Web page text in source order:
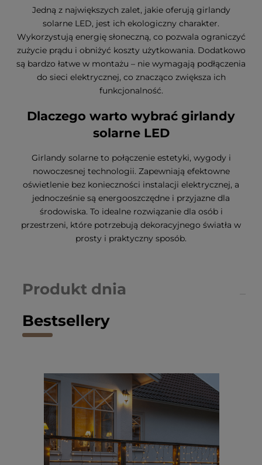
Jedną z największych zalet, jakie oferują girlandy
solarne LED, jest ich ekologiczny charakter.
Wykorzystują energię słoneczną, co pozwala ograniczyć
zużycie prądu i obniżyć koszty użytkowania. Dodatkowo
są bardzo łatwe w montażu – nie wymagają podłączenia
do sieci elektrycznej, co znacząco zwiększa ich
funkcjonalność.
Dlaczego warto wybrać girlandy
solarne LED
Girlandy solarne to połączenie estetyki, wygody i
nowoczesnej technologii. Zapewniają efektowne
oświetlenie bez konieczności instalacji elektrycznej, a
jednocześnie są energooszczędne i przyjazne dla
środowiska. To idealne rozwiązanie dla osób i
przestrzeni, które potrzebują dekoracyjnego światła w
prosty i praktyczny sposób.
Bestsellery
Produkt dnia